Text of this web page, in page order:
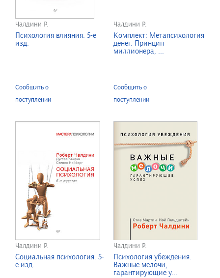
Чалдини Р.
Психология влияния. 5-е
изд.
Сообщить о
поступлении
Чалдини Р.
Комплект: Метапсихология
денег. Принцип
миллионера, ...
Сообщить о
поступлении
Чалдини Р.
Социальная психология. 5-
е изд.
Чалдини Р.
Психология убеждения.
Важные мелочи,
гарантирующие у...